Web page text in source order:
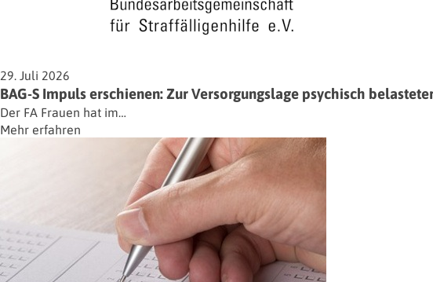
29. Juli 2026
BAG-S Impuls erschienen: Zur Versorgungslage psychisch
Der FA Frauen hat im…
Mehr erfahren